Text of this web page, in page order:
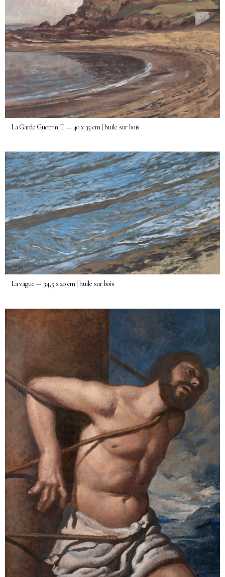
La Garde Guerrin II — 40 x 35 cm | huile sur bois
La vague — 34,5 x 20 cm | huile sur bois